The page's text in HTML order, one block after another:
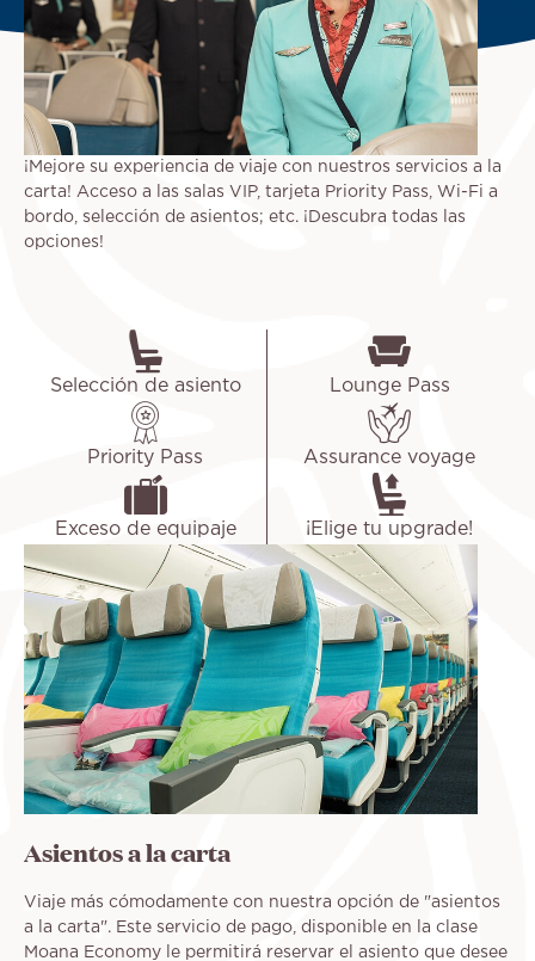
¡Mejore su experiencia de viaje con nuestros servicios a la
carta! Acceso a las salas VIP, tarjeta Priority Pass, Wi-Fi a
bordo, selección de asientos; etc. ¡Descubra todas las
opciones!
Selección de asiento Lounge Pass
Priority Pass Assurance voyage
Exceso de equipaje ¡Elige tu upgrade!
Asientos a la carta
Viaje más cómodamente con nuestra opción de "asientos
a la carta". Este servicio de pago, disponible en la clase
Moana Economy le permitirá reservar el asiento que desee